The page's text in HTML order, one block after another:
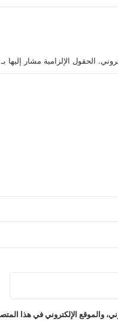
الحقول الإلزامية مشار إليها بـ
والموقع الإلكتروني في هذا